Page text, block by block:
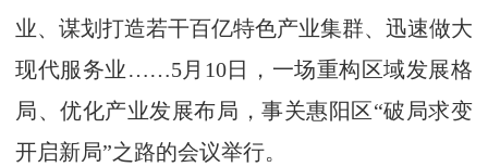
业、谋划打造若干百亿特色产业集群、迅速做大
现代服务业……5月10日，一场重构区域发展格
局、优化产业发展布局，事关惠阳区“破局求变
开启新局”之路的会议举行。